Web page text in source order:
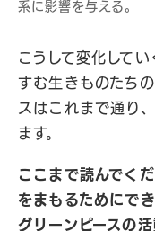
系に影響を与える。
こうして変化して
すむ生きものたち
スはこれまで通り
ます。
ここまで読んでく
をまもるためにで
グリーンピースの